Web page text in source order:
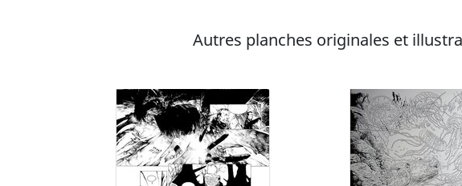
Autres planches originales et